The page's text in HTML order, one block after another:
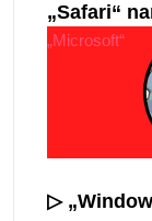
„Safari“
„Microsoft“
▷